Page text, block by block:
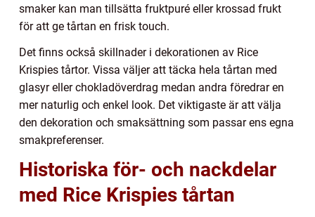
smaker kan man tillsätta fruktpuré eller krossad frukt
för att ge tårtan en frisk touch.
Det finns också skillnader i dekorationen av Rice
Krispies tårtor. Vissa väljer att täcka hela tårtan med
glasyr eller chokladöverdrag medan andra föredrar en
mer naturlig och enkel look. Det viktigaste är att välja
den dekoration och smaksättning som passar ens egna
smakpreferenser.
Historiska för- och nackdelar
med Rice Krispies tårtan